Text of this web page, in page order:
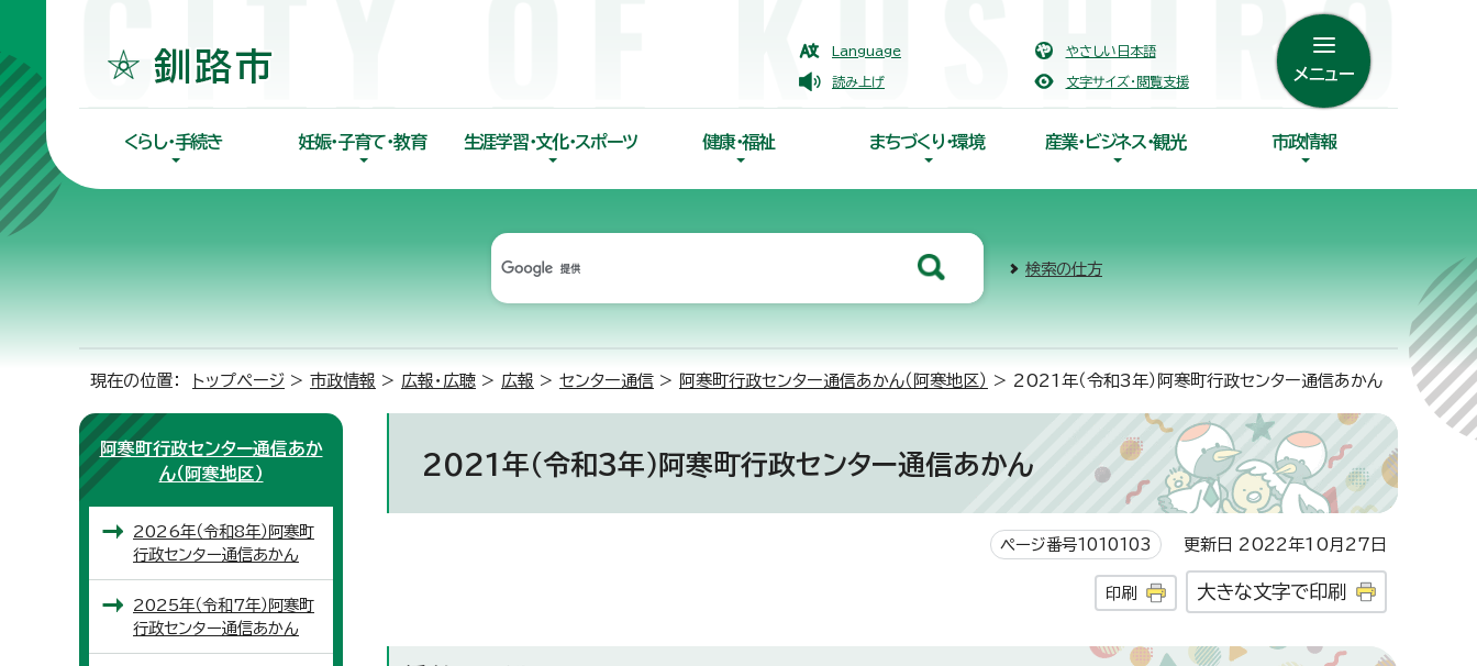
Language やさしい日本語
読み上げ 文字サイズ・閲覧支援 メニュー
くらし・手続き 妊娠・子育て・教育 生涯学習・文化・スポーツ 健康・福祉 まちづくり・環境 産業・ビジネス・観光 市政情報
検索の仕方
現在の位置： トップページ > 市政情報 > 広報・広聴 > 広報 > センター通信 > 阿寒町行政センター通信あかん（阿寒地区） > 2021年（令和3年）阿寒町行政センター通信あかん
2021年（令和3年）阿寒町行政センター通信あかん
ページ番号1010103 更新日 2022年10月27日
印刷 大きな文字で印刷
阿寒町行政センター通信あか
ん（阿寒地区）
2026年（令和8年）阿寒町
行政センター通信あかん
2025年（令和7年）阿寒町
行政センター通信あかん